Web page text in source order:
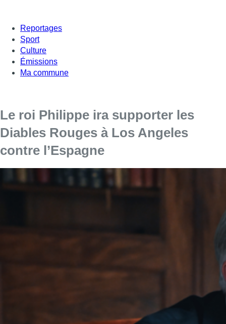
Reportages
Sport
Culture
Émissions
Ma commune
Le roi Philippe ira supporter les
Diables Rouges à Los Angeles
contre l’Espagne